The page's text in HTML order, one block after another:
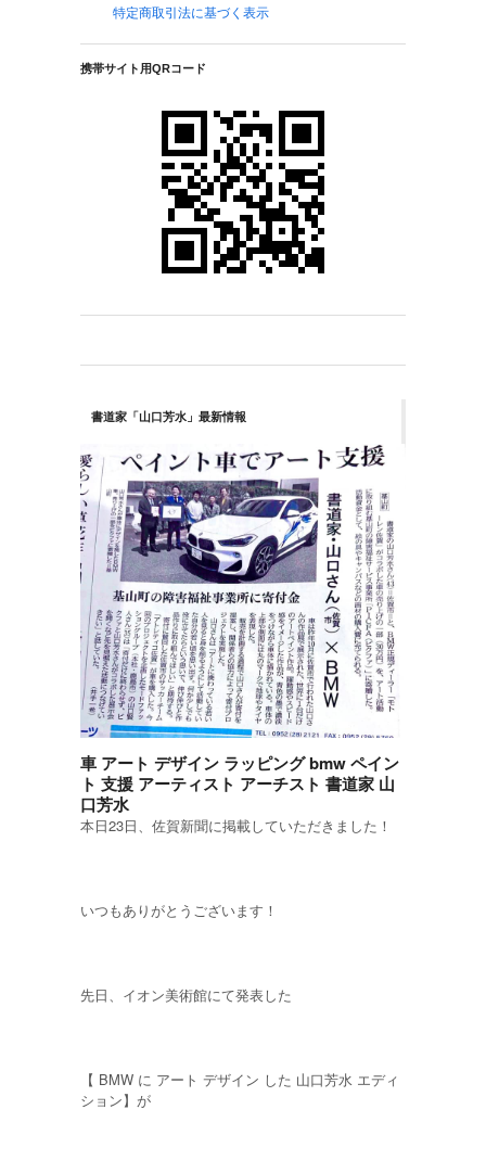
特定商取引法に基づく表示
携帯サイト用QRコード
書道家「山口芳水」最新情報
車 アート デザイン ラッピング bmw ペイン
ト 支援 アーティスト アーチスト 書道家 山
口芳水
本日23日、佐賀新聞に掲載していただきました！
いつもありがとうございます！
先日、イオン美術館にて発表した
【 BMW に アート デザイン した 山口芳水 エディ
ション】が